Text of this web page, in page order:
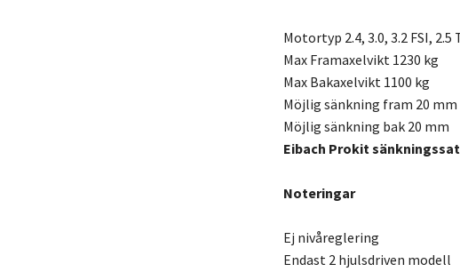
Motortyp 2.4, 3.0, 3.2 FSI, 2.5
Max Framaxelvikt 1230 kg
Max Bakaxelvikt 1100 kg
Möjlig sänkning fram 20 mm
Möjlig sänkning bak 20 mm
Eibach Prokit
Noteringar
Ej nivåreglering
Endast 2 hjulsdriven modell